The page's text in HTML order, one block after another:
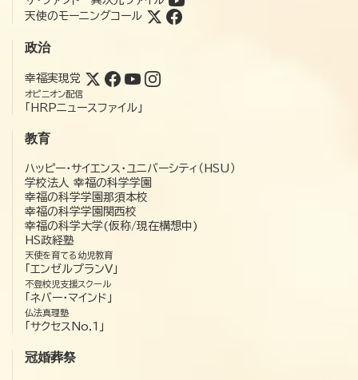
天使のモーニングコール
政治
幸福実現党
オピニオン配信
「HRPニュースファイル」
教育
ハッピー・サイエンス・ユニバーシティ（HSU）
学校法人 幸福の科学学園
幸福の科学学園那須本校
幸福の科学学園関西校
幸福の科学大学(仮称/現在構想中)
HS政経塾
天使を育てる幼児教育
「エンゼルプランV」
不登校児支援スクール
「ネバー・マインド」
仏法真理塾
「サクセスNo.1」
冠婚葬祭